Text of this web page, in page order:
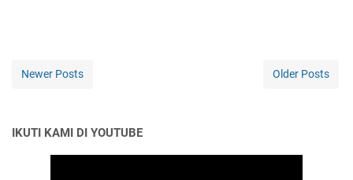
Newer Posts Older Posts
IKUTI KAMI DI YOUTUBE